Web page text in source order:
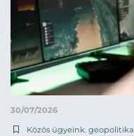
30/07/2026
Közös ügyeink, geopolitika